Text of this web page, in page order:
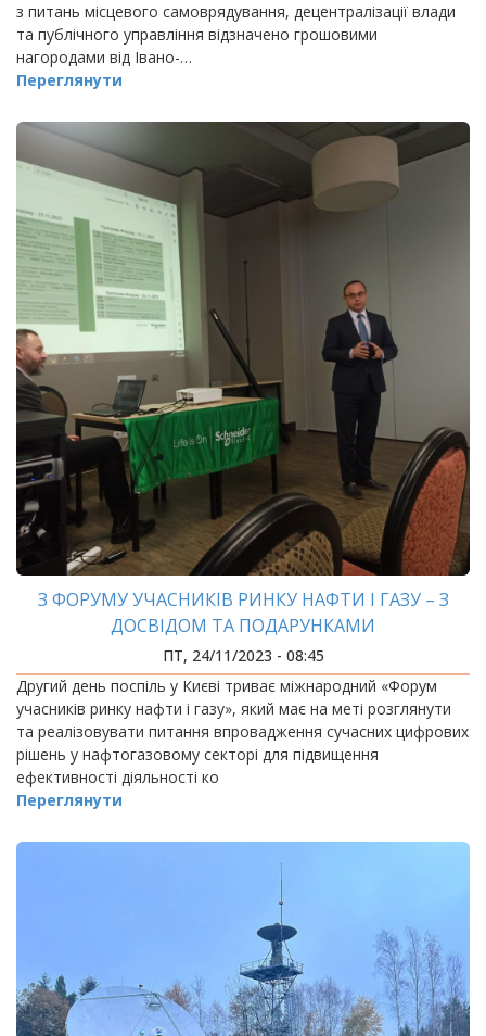
з питань місцевого самоврядування, децентралізації влади
та публічного управління відзначено грошовими
нагородами від Івано-…
Переглянути
З ФОРУМУ УЧАСНИКІВ РИНКУ НАФТИ І ГАЗУ – З
ДОСВІДОМ ТА ПОДАРУНКАМИ
ПТ, 24/11/2023 - 08:45
Другий день поспіль у Києві триває міжнародний «Форум
учасників ринку нафти і газу», який має на меті розглянути
та реалізовувати питання впровадження сучасних цифрових
рішень у нафтогазовому секторі для підвищення
ефективності діяльності ко
Переглянути